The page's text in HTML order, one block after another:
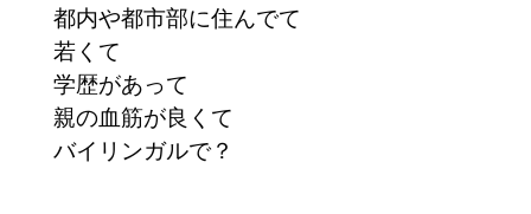
都内や都市部に住んでて
若くて
学歴があって
親の血筋が良くて
バイリンガルで？